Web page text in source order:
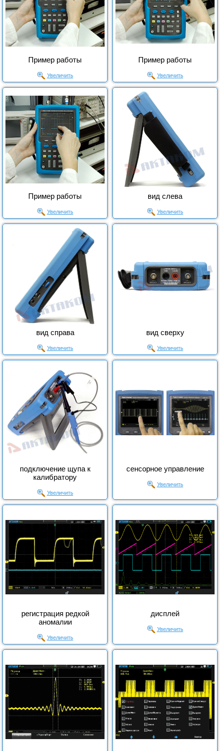
Пример работы
Увеличить
Пример работы
Увеличить
Пример работы
Увеличить
вид слева
Увеличить
вид справа
Увеличить
вид сверху
Увеличить
подключение щупа к
калибратору
Увеличить
сенсорное управление
Увеличить
регистрация редкой
аномалии
Увеличить
дисплей
Увеличить